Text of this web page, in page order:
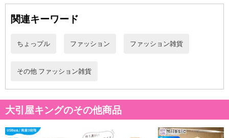
関連キーワード
ちょっプル ファッション ファッション雑貨
その他 ファッション雑貨
大引屋キングのその他商品